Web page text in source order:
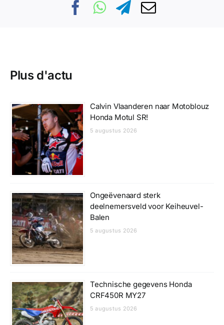
Plus d'actu
Calvin Vlaanderen naar Motoblouz
Honda Motul SR!
5 augustus 2026
Ongeëvenaard sterk
deelnemersveld voor Keiheuvel-
Balen
5 augustus 2026
Technische gegevens Honda
CRF450R MY27
5 augustus 2026